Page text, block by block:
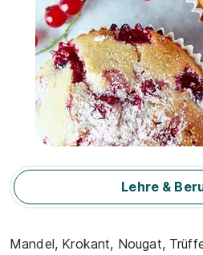
Lehre &
Mandel, Krokant, Nougat,